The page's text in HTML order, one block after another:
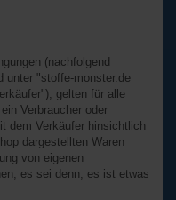
(nachfolgend
unter "stoffe-monster.de
gelten für alle
Verbraucher oder
dem Verkäufer hinsichtlich
dargestellten Waren
von eigenen
es sei denn, es ist etwas